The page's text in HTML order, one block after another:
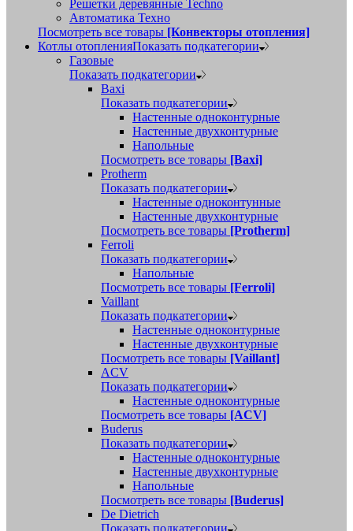
Решетки деревянные Techno
Автоматика Техно
Посмотреть все товары [Конвекторы отопления]
Котлы отопленияПоказать подкатегории
Газовые
Показать подкатегории
Baxi
Показать подкатегории
Настенные одноконтурные
Настенные двухконтурные
Напольные
Посмотреть все товары [Baxi]
Protherm
Показать подкатегории
Настенные одноконтунные
Настенные двухконтурные
Посмотреть все товары [Protherm]
Ferroli
Показать подкатегории
Напольные
Посмотреть все товары [Ferroli]
Vaillant
Показать подкатегории
Настенные одноконтурные
Настенные двухконтурные
Посмотреть все товары [Vaillant]
ACV
Показать подкатегории
Настенные одноконтурные
Посмотреть все товары [ACV]
Buderus
Показать подкатегории
Настенные одноконтурные
Настенные двухконтурные
Напольные
Посмотреть все товары [Buderus]
De Dietrich
Показать подкатегории